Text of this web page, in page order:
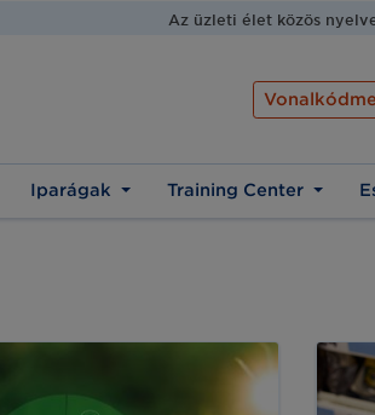
Az üzleti élet közös
Iparágak Training Center